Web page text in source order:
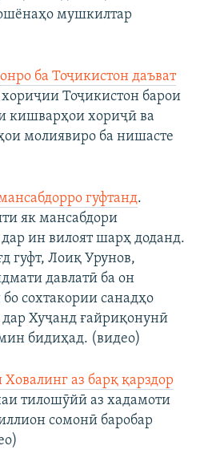
мушкилтар
ба Тоҷикистон даъват
Тоҷикистон барои
кишварҳои хориҷӣ ва
молиявиро ба нишасте
гуфтанд.
як мансабдори
ин вилоят шарҳ доданд.
гуфт, Лоиқ Урунов,
давлатӣ ба он
сохтакории санадҳо
дар Хуҷанд ғайриқонунӣ
бидиҳад. (видео)
аз барқ қарздор
тилошӯйӣ аз хадамоти
сомонӣ баробар